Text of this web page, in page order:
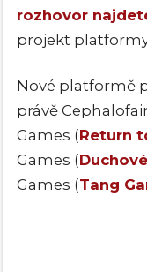
rozhovor
projekt
Nové platformě
právě
Games (Return
Games (
Games (Tang